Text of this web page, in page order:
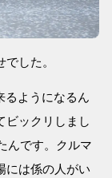
した。
るようになるん
ビックリしまし
んです。クルマ
には係の人がい